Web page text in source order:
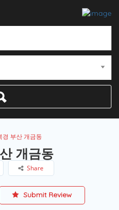
경 부산 개금동
개금동
Share
Submit Review